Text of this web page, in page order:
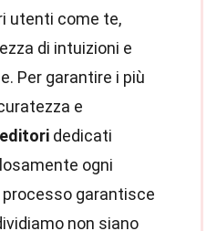
utenti come te,
di intuizioni e
Per garantire i più
e
editori dedicati
ogni
garantisce
non siano